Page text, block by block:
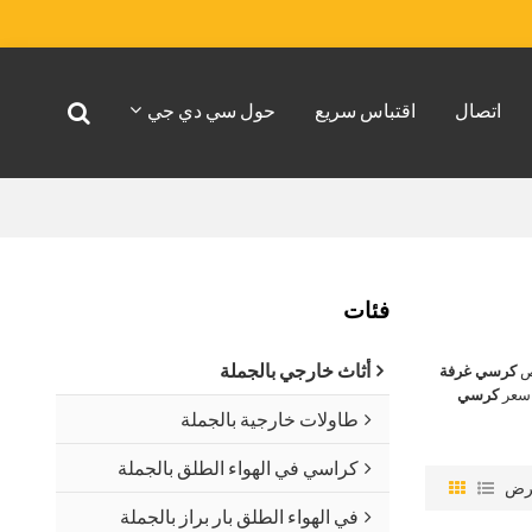
اتصال اقتباس سريع حول سي دي جي
فئات
أثاث خارجي بالجملة
طاولات خارجية بالجملة
كراسي في الهواء الطلق بالجملة
في الهواء الطلق بار براز بالجملة
كرسي غرفة
سعركرسي